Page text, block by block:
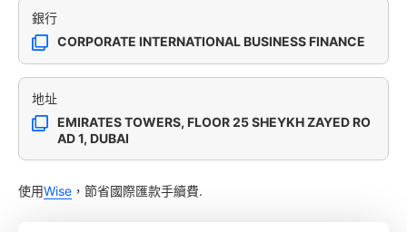
銀行
CORPORATE INTERNATIONAL BUSINESS FINANCE
地址
EMIRATES TOWERS, FLOOR 25 SHEYKH ZAYED RO
AD 1, DUBAI
使用Wise ，節省國際匯款手續費.